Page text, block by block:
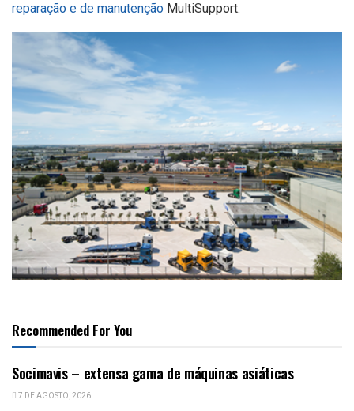
reparação e de manutenção MultiSupport.
Recommended For You
Socimavis – extensa gama de máquinas asiáticas
7 DE AGOSTO, 2026